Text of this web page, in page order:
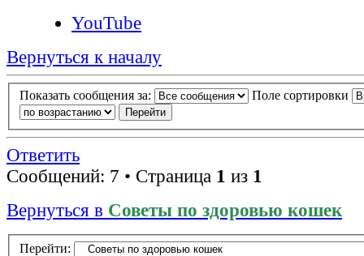
YouTube
Вернуться к началу
Показать сообщения за: Поле сортировки
Ответить
Сообщений: 7 • Страница 1 из 1
Вернуться в Советы по здоровью кошек
Перейти: